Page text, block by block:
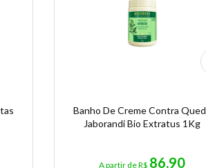
Banho De Creme Contra
Jaborandi Bio Extratus 1Kg
A partir de R$ 86,90